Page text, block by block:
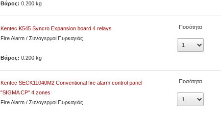
Βάρος:0.200 kg
Kentec K545 Syncro Expansion board 4 relays
Fire Alarm / Συναγερμοί Πυρκαγιάς
Βάρος:0.200 kg
Ποσότητα
Kentec SECK11040M2 Conventional fire alarm control panel
"SIGMA CP" 4 zones
Fire Alarm / Συναγερμοί Πυρκαγιάς
Ποσότητα